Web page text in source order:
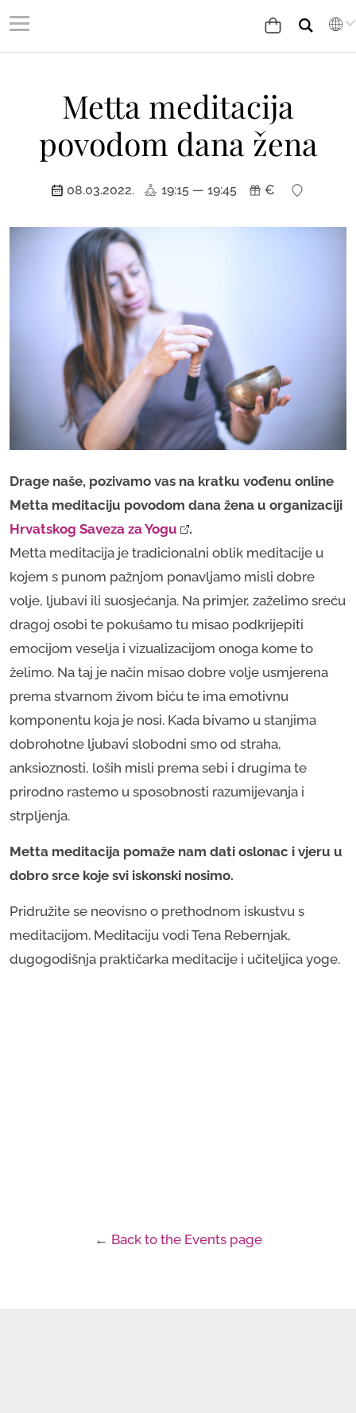
Metta meditacija
povodom dana žena
08.03.2022. 19:15 — 19:45 €
Drage naše, pozivamo vas na kratku vođenu online
Metta meditaciju povodom dana žena u organizaciji
Hrvatskog Saveza za Yogu
.
Metta meditacija je tradicionalni oblik meditacije u
kojem s punom pažnjom ponavljamo misli dobre
volje, ljubavi ili suosjećanja. Na primjer, zaželimo sreću
dragoj osobi te pokušamo tu misao podkrijepiti
emocijom veselja i vizualizacijom onoga kome to
želimo. Na taj je način misao dobre volje usmjerena
prema stvarnom živom biću te ima emotivnu
komponentu koja je nosi. Kada bivamo u stanjima
dobrohotne ljubavi slobodni smo od straha,
anksioznosti, loših misli prema sebi i drugima te
prirodno rastemo u sposobnosti razumijevanja i
strpljenja.
Metta meditacija pomaže nam dati oslonac i vjeru u
dobro srce koje svi iskonski nosimo.
Pridružite se neovisno o prethodnom iskustvu s
meditacijom. Meditaciju vodi Tena Rebernjak,
dugogodišnja praktičarka meditacije i učiteljica yoge.
← Back to the Events page